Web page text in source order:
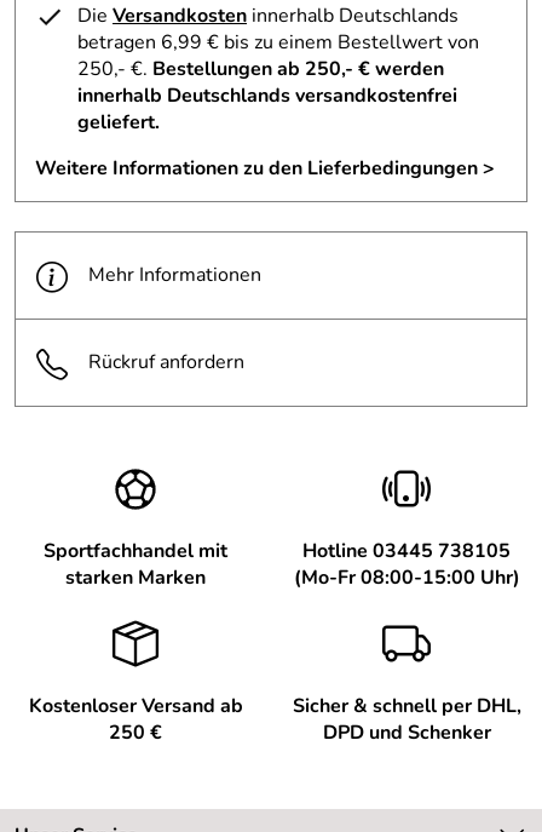
Die Versandkosten innerhalb Deutschlands
betragen 6,99 € bis zu einem Bestellwert von
250,- €. Bestellungen ab 250,- € werden
innerhalb Deutschlands versandkostenfrei
geliefert.
Weitere Informationen zu den Lieferbedingungen >
Mehr Informationen
Rückruf anfordern
Sportfachhandel mit
starken Marken
Hotline 03445 738105
(Mo-Fr 08:00-15:00 Uhr)
Kostenloser Versand ab
250 €
Sicher & schnell per DHL,
DPD und Schenker